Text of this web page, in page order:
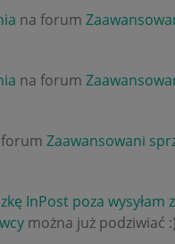
na forum
na forum
Zaawansowani
InPost poza wysyłam
można już podziwiać :)